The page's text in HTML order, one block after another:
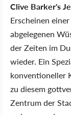
Clive Barker's
Erscheinen
abgelegenen
der Zeiten im
wieder. Ein
konventioneller
zu diesem
Zentrum der